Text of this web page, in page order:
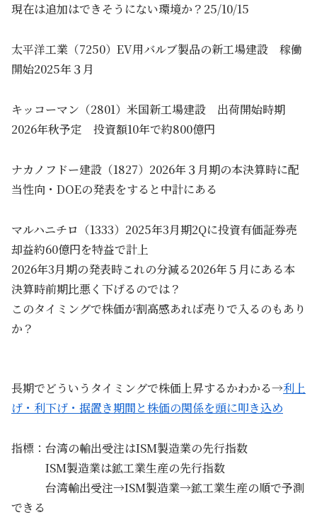
現在は追加はできそうにない環境か？25/10/15
太平洋工業（7250）EV用バルブ製品の新工場建設 稼働
開始2025年３月
キッコーマン（2801）米国新工場建設 出荷開始時期
2026年秋予定 投資額10年で約800億円
ナカノフドー建設（1827）2026年３月期の本決算時に配
当性向・DOEの発表をすると中計にある
マルハニチロ（1333）2025年3月期2Qに投資有価証券売
却益約60億円を特益で計上
2026年3月期の発表時これの分減る2026年５月にある本
決算時前期比悪く下げるのでは？
このタイミングで株価が割高感あれば売りで入るのもあり
か？
長期でどういうタイミングで株価上昇するかわかる→利上
げ・利下げ・据置き期間と株価の関係を頭に叩き込め
指標：台湾の輸出受注はISM製造業の先行指数
ISM製造業は鉱工業生産の先行指数
台湾輸出受注→ISM製造業→鉱工業生産の順で予測
できる